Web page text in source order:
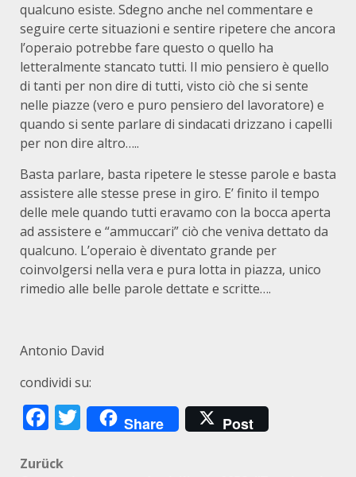
qualcuno esiste. Sdegno anche nel commentare e
seguire certe situazioni e sentire ripetere che ancora
l’operaio potrebbe fare questo o quello ha
letteralmente stancato tutti. Il mio pensiero è quello
di tanti per non dire di tutti, visto ciò che si sente
nelle piazze (vero e puro pensiero del lavoratore) e
quando si sente parlare di sindacati drizzano i capelli
per non dire altro…..
Basta parlare, basta ripetere le stesse parole e basta
assistere alle stesse prese in giro. E’ finito il tempo
delle mele quando tutti eravamo con la bocca aperta
ad assistere e “ammuccari” ciò che veniva dettato da
qualcuno. L’operaio è diventato grande per
coinvolgersi nella vera e pura lotta in piazza, unico
rimedio alle belle parole dettate e scritte….
Antonio David
condividi su:
Facebook
Twitter
Share Post
Beitragsnavigation
Zurück